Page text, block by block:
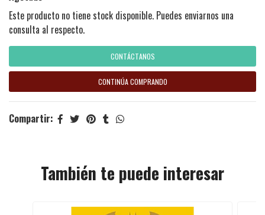
Este producto no tiene stock disponible. Puedes enviarnos una
consulta al respecto.
CONTÁCTANOS
CONTINÚA COMPRANDO
Compartir:
También te puede interesar